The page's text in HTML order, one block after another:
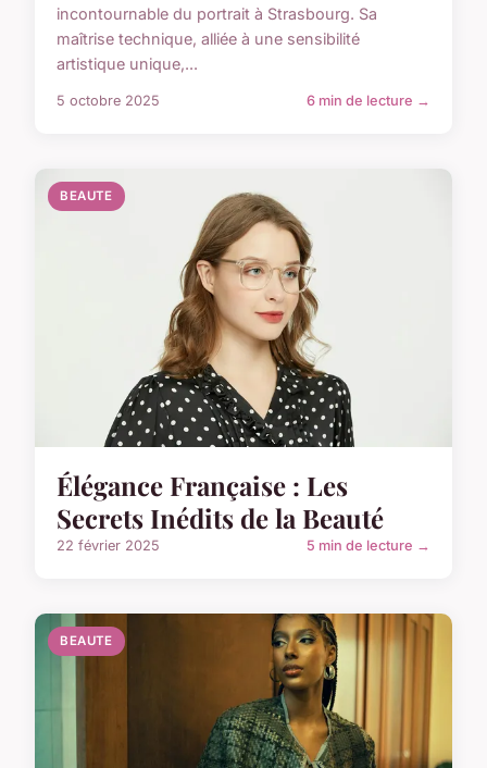
incontournable du portrait à Strasbourg. Sa
maîtrise technique, alliée à une sensibilité
artistique unique,...
5 octobre 2025 6 min de lecture →
BEAUTE
Élégance Française : Les
Secrets Inédits de la Beauté
22 février 2025 5 min de lecture →
BEAUTE